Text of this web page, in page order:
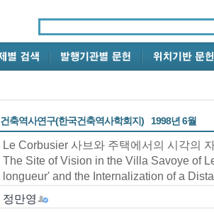
건축역사연구(한국건축역사학회지) 1998년 6월
Le Corbusier 사브와 주택에서의 시각의
The Site of Vision in the Villa Savoye of
longueur' and the Internalization of a
정만영